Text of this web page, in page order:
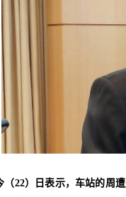
22）日表示，车站的周